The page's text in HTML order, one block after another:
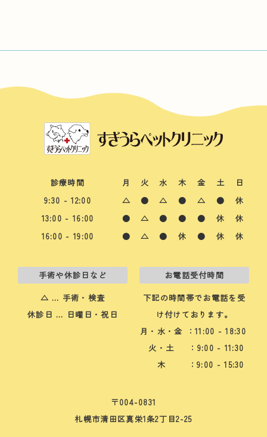
診療時間 月 火 水 木 金 土
日
9:30 - 12:00
△ ● △ ● △ ●
休
13:00 - 16:00
● △ ● ● ● 休
休
16:00 - 19:00
● △ ● 休 ● 休 休
手術や休診日など
△ … 手術・検査
休診日 … 日曜日・祝日
お電話受付時間
下記の時間帯でお電話を受
け付けております。
月・水・金
：11:00 - 18:30
火・土
：9:00 - 11:30
木
：9:00 - 15:30
〒004-0831
札幌市清田区真栄1条2丁目2-25